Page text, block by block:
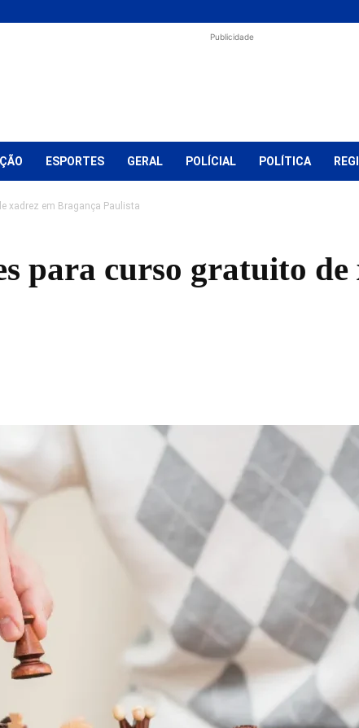
Publicidade
ESPORTES GERAL POLÍCIAL POLÍTICA
xadrez em Bragança Paulista
para curso gratuito de